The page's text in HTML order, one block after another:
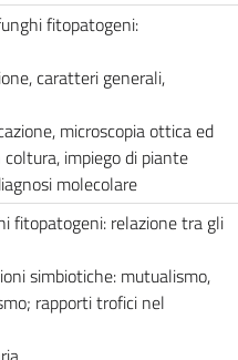
fitopatogeni:
caratteri generali,
microscopia ottica ed
impiego di piante
molecolare
fitopatogeni: relazione tra gli
simbiotiche: mutualismo,
rapporti trofici nel